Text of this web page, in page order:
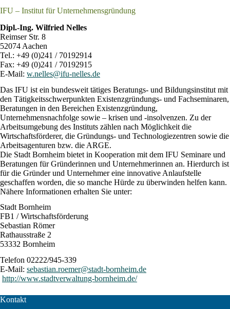
IFU – Institut für Unternehmensgründung
Dipl.-Ing. Wilfried Nelles
Reimser Str. 8
52074 Aachen
Tel.: +49 (0)241 / 70192914
Fax: +49 (0)241 / 70192915
E-Mail: w.nelles@ifu-nelles.de
Das IFU ist ein bundesweit tätiges Beratungs- und Bildungsinstitut mit
den Tätigkeitsschwerpunkten Existenzgründungs- und Fachseminaren,
Beratungen in den Bereichen Existenzgründung,
Unternehmensnachfolge sowie – krisen und -insolvenzen. Zu der
Arbeitsumgebung des Instituts zählen nach Möglichkeit die
Wirtschaftsförderer, die Gründungs- und Technologiezentren sowie die
Arbeitsagenturen bzw. die ARGE.
Die Stadt Bornheim bietet in Kooperation mit dem IFU Seminare und
Beratungen für Gründerinnen und Unternehmerinnen an. Hierdurch ist
für die Gründer und Unternehmer eine innovative Anlaufstelle
geschaffen worden, die so manche Hürde zu überwinden helfen kann.
Nähere Informationen erhalten Sie unter:
Stadt Bornheim
FB1 / Wirtschaftsförderung
Sebastian Römer
Rathausstraße 2
53332 Bornheim
Telefon 02222/945-339
E-Mail: sebastian.roemer@stadt-bornheim.de
http://www.stadtverwaltung-bornheim.de/
Kontakt